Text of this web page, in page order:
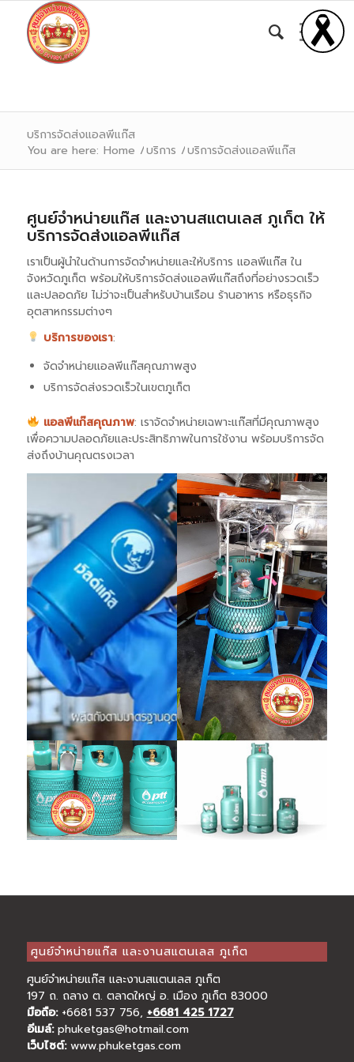
บริการจัดส่งแอลพีแก๊ส
You are here: Home /บริการ /บริการจัดส่งแอลพีแก๊ส
ศูนย์จำหน่ายแก๊ส และงานสแตนเลส ภูเก็ต ให้
บริการจัดส่งแอลพีแก๊ส
เราเป็นผู้นำในด้านการจัดจำหน่ายและให้บริการ แอลพีแก๊ส ใน
จังหวัดภูเก็ต พร้อมให้บริการจัดส่งแอลพีแก๊สถึงที่อย่างรวดเร็ว
และปลอดภัย ไม่ว่าจะเป็นสำหรับบ้านเรือน ร้านอาหาร หรือธุรกิจ
อุตสาหกรรมต่างๆ
บริการของเรา:
จัดจำหน่ายแอลพีแก๊สคุณภาพสูง
บริการจัดส่งรวดเร็วในเขตภูเก็ต
แอลพีแก๊สคุณภาพ: เราจัดจำหน่ายเฉพาะแก๊สที่มีคุณภาพสูง
เพื่อความปลอดภัยและประสิทธิภาพในการใช้งาน พร้อมบริการจัด
ส่งถึงบ้านคุณตรงเวลา
ศูนย์จำหน่ายแก๊ส และงานสแตนเลส ภูเก็ต
ศูนย์จำหน่ายแก๊ส และงานสแตนเลส ภูเก็ต
197 ถ. ถลาง ต. ตลาดใหญ่ อ. เมือง ภูเก็ต 83000
มือถือ: +6681 537 756, +6681 425 1727
อีเมล์: phuketgas@hotmail.com
เว็บไซต์: www.phuketgas.com